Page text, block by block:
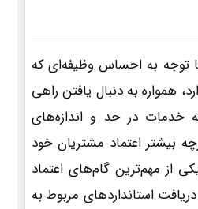
توجه به احساس وظیفه‌ای که
همواره به دنبال یافتن راهی
خدمات در حد و اندازه‌های
بیشتر اعتماد مشتریان خود
از مهم‌ترین گام‌های اعتماد
استانداردهای مربوط به